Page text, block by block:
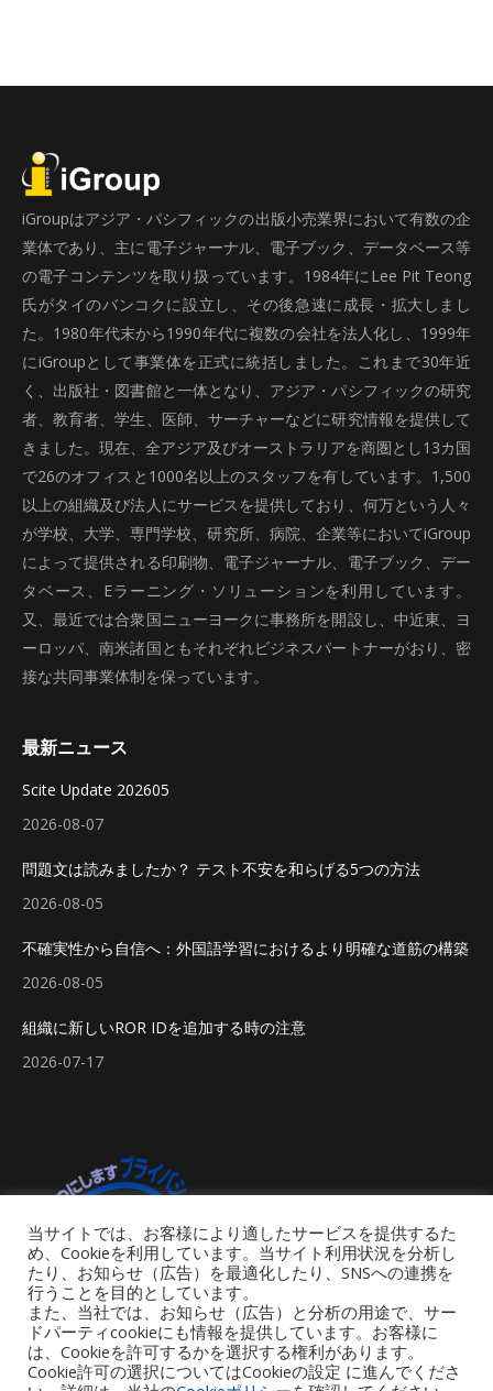
iGroupはアジア・パシフィックの出版小売業界において有数の企
業体であり、主に電子ジャーナル、電子ブック、データベース等
の電子コンテンツを取り扱っています。1984年にLee Pit Teong
氏がタイのバンコクに設立し、その後急速に成長・拡大しまし
た。1980年代末から1990年代に複数の会社を法人化し、1999年
にiGroupとして事業体を正式に統括しました。これまで30年近
く、出版社・図書館と一体となり、アジア・パシフィックの研究
者、教育者、学生、医師、サーチャーなどに研究情報を提供して
きました。現在、全アジア及びオーストラリアを商圏とし13カ国
で26のオフィスと1000名以上のスタッフを有しています。1,500
以上の組織及び法人にサービスを提供しており、何万という人々
が学校、大学、専門学校、研究所、病院、企業等においてiGroup
によって提供される印刷物、電子ジャーナル、電子ブック、デー
タベース、Eラーニング・ソリューションを利用しています。
又、最近では合衆国ニューヨークに事務所を開設し、中近東、ヨ
ーロッパ、南米諸国ともそれぞれビジネスパートナーがおり、密
接な共同事業体制を保っています。
最新ニュース
Scite Update 202605
2026-08-07
問題文は読みましたか？ テスト不安を和らげる5つの方法
2026-08-05
不確実性から自信へ：外国語学習におけるより明確な道筋の構築
2026-08-05
組織に新しいROR IDを追加する時の注意
2026-07-17
当サイトでは、お客様により適したサービスを提供するた
め、Cookieを利用しています。当サイト利用状況を分析し
たり、お知らせ（広告）を最適化したり、SNSへの連携を
行うことを目的としています。
また、当社では、お知らせ（広告）と分析の用途で、サー
ドパーティcookieにも情報を提供しています。お客様に
は、Cookieを許可するかを選択する権利があります。
Cookie許可の選択についてはCookieの設定 に進んでくださ